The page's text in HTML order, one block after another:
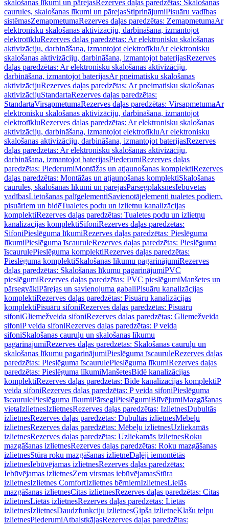
skalošanas līkumi un pārejasRezerves daļas paredzētas: Skalošanas
caurules, skalošanas līkumi un pārejasStiprinājumiPisuāru vadības
sistēmasZemapmetumaRezerves daļas paredzētas: ZemapmetumaAr
elektronisku skalošanas aktivizāciju, darbināšana, izmantojot
elektrotīkluRezerves daļas paredzētas: Ar elektronisku skalošanas
aktivizāciju, darbināšana, izmantojot elektrotīkluAr elektronisku
skalošanas aktivizāciju, darbināšana, izmantojot baterijasRezerves
daļas paredzētas: Ar elektronisku skalošanas aktivizāciju,
darbināšana, izmantojot baterijasAr pneimatisku skalošanas
aktivizācijuRezerves daļas paredzētas: Ar pneimatisku skalošanas
aktivizācijuStandartaRezerves daļas paredzētas:
StandartaVirsapmetumaRezerves daļas paredzētas: VirsapmetumaAr
elektronisku skalošanas aktivizāciju, darbināšana, izmantojot
elektrotīkluRezerves daļas paredzētas: Ar elektronisku skalošanas
aktivizāciju, darbināšana, izmantojot elektrotīkluAr elektronisku
skalošanas aktivizāciju, darbināšana, izmantojot baterijasRezerves
daļas paredzētas: Ar elektronisku skalošanas aktivizāciju,
darbināšana, izmantojot baterijasPiederumiRezerves daļas
paredzētas: PiederumiMontāžas un atjaunošanas komplektiRezerves
daļas paredzētas: Montāžas un atjaunošanas komplektiSkalošanas
caurules, skalošanas līkumi un pārejasPārsegplāksnesIebūvētas
vadībasLietošanas palīgelementiSavienotājelementi tualetes podiem,
pisuāriem un bidēTualetes podu un izlietņu kanalizācijas
komplektiRezerves daļas paredzētas: Tualetes podu un izlietņu
kanalizācijas komplektiSifoniRezerves daļas paredzētas:
SifoniPieslēguma līkumiRezerves daļas paredzētas: Pieslēguma
līkumiPieslēguma īscauruleRezerves daļas paredzētas: Pieslēguma
īscaurulePieslēguma komplektiRezerves daļas paredzētas:
Pieslēguma komplektiSkalošanas līkumu pagarinājumiRezerves
daļas paredzētas: Skalošanas līkumu pagarinājumiPVC
pieslēgumiRezerves daļas paredzētas: PVC pieslēgumiManšetes un
pārsegvākiPārejas un savienojuma gabaliPisuāru kanalizācijas
komplektiRezerves daļas paredzētas: Pisuāru kanalizācijas
komplektiPisuāru sifoniRezerves daļas paredzētas: Pisuāru
sifoniGliemežveida sifoniRezerves daļas paredzētas: Gliemežveida
sifoniP veida sifoniRezerves daļas paredzētas: P veida
sifoniSkalošanas cauruļu un skalošanas līkumu
pagarinājumiRezerves daļas paredzētas: Skalošanas cauruļu un
skalošanas līkumu pagarinājumiPieslēguma īscauruleRezerves daļas
paredzētas: Pieslēguma īscaurulePieslēguma līkumiRezerves daļas
paredzētas: Pieslēguma līkumiManšetesBidē kanalizācijas
komplektiRezerves daļas paredzētas: Bidē kanalizācijas komplektiP
veida sifoniRezerves daļas paredzētas: P veida sifoniPieslēguma
īscaurulePieslēguma līkumiPārsegiPieslēgumiBlīvējumiMazgāšanas
vietaIzlietnesIzlietnesRezerves daļas paredzētas: IzlietnesDubultās
izlietnesRezerves daļas paredzētas: Dubultās izlietnesMēbeļu
izlietnesRezerves daļas paredzētas: Mēbeļu izlietnesUzliekamās
izlietnesRezerves daļas paredzētas: Uzliekamās izlietnesRoku
mazgāšanas izlietnesRezerves daļas paredzētas: Roku mazgāšanas
izlietnesStūra roku mazgāšanas izlietneDaļēji iemontētās
izlietnesIebūvējamas izlietnesRezerves daļas paredzētas:
Iebūvējamas izlietnesZem virsmas iebūvējamasStūra
izlietnesIzlietnes ComfortIzlietnes bērniemIzlietnesLielās
mazgāšanas izlietnesCitas izlietnesRezerves daļas paredzētas: Citas
izlietnesLietās izlietnesRezerves daļas paredzētas: Lietās
izlietnesIzlietnesDaudzfunkciju izlietnesĢipša izlietneKlašu telpu
izlietnesPiederumiAtbalstkājasRezerves daļas paredzētas: